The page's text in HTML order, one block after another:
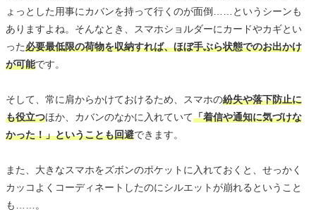
ょっとした用事にカバンを持って行くのが面倒……というシーンも
ありますよね。そんなとき、スマホショルダーにカードやカギとい
った必要最低限の荷物を収納すれば、ほぼ手ぶら状態でのお出かけ
が可能です。
そして、常に肩からかけておけるため、スマホの紛失や落下防止に
も役立つほか、カバンのなかに入れていて「着信や通知に気づけな
かった！」ということも回避できます。
また、大きなスマホをズボンのポケットに入れておくと、せっかく
カッコよくコーディネートしたのにシルエットが崩れるということ
も……。